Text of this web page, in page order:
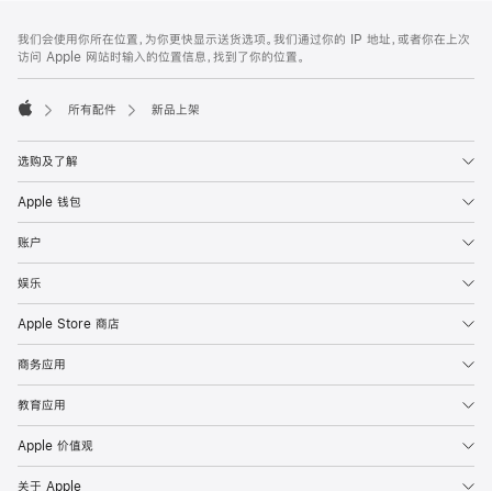
页
页
脚
注
我们会使用你所在位置，为你更快显示送货选项。我们通过你的 IP 地址，或者你在上次
访问 Apple 网站时输入的位置信息，找到了你的位置。
所有配件 新品上架
选购及了解
Apple 钱包
账户
娱乐
Apple Store 商店
商务应用
教育应用
Apple 价值观
关于 Apple